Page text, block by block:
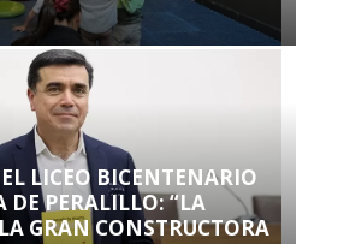
LICEO BICENTENARIO
DE PERALILLO: “LA
GRAN CONSTRUCTORA